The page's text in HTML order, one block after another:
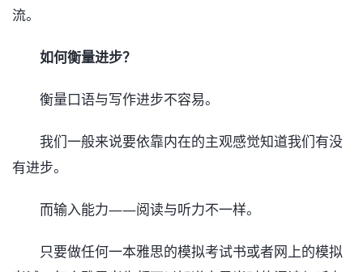
流。
如何衡量进步？
衡量口语与写作进步不容易。
我们一般来说要依靠内在的主观感觉知道我们有没
有进步。
而输入能力——阅读与听力不一样。
只要做任何一本雅思的模拟考试书或者网上的模拟